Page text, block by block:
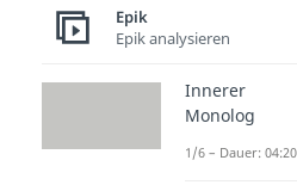
komplett von
von Hameln“
mithilfe seiner
der Stadt, da
Epik
Epik analysieren
Innerer
Monolog
1/6 – Dauer: 04:20